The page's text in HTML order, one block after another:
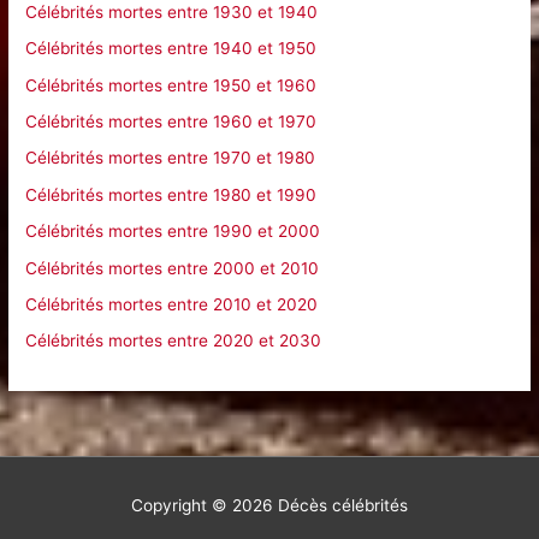
Célébrités mortes entre 1930 et 1940
Célébrités mortes entre 1940 et 1950
Célébrités mortes entre 1950 et 1960
Célébrités mortes entre 1960 et 1970
Célébrités mortes entre 1970 et 1980
Célébrités mortes entre 1980 et 1990
Célébrités mortes entre 1990 et 2000
Célébrités mortes entre 2000 et 2010
Célébrités mortes entre 2010 et 2020
Célébrités mortes entre 2020 et 2030
Copyright © 2026 Décès célébrités